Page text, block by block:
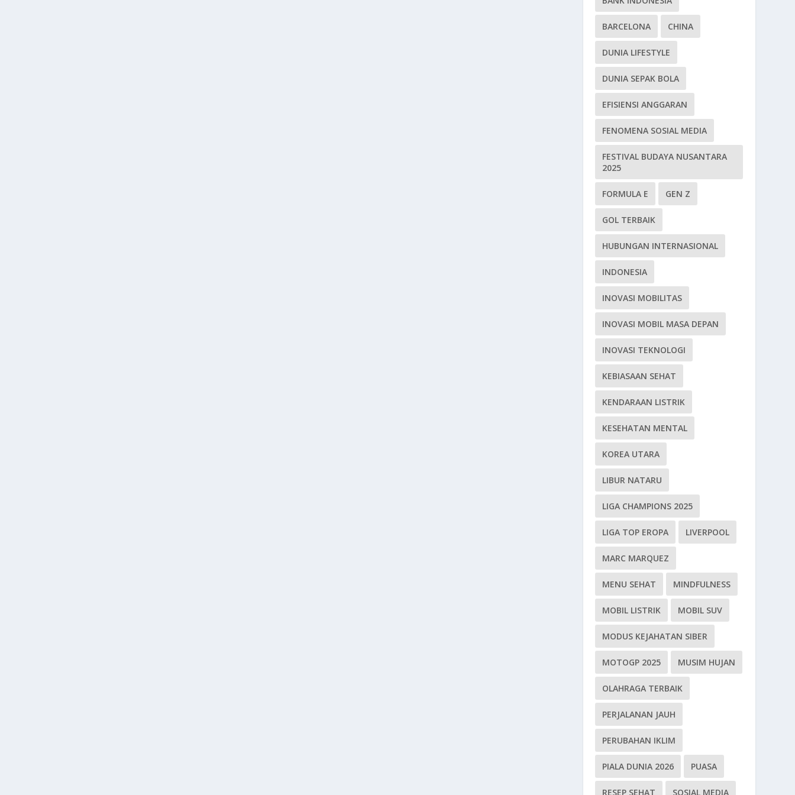
BARCELONA CHINA
DUNIA LIFESTYLE
DUNIA SEPAK BOLA
EFISIENSI ANGGARAN
FENOMENA SOSIAL MEDIA
FESTIVAL BUDAYA NUSANTARA
2025
FORMULA E GEN Z
GOL TERBAIK
HUBUNGAN INTERNASIONAL
INDONESIA
INOVASI MOBILITAS
INOVASI MOBIL MASA DEPAN
INOVASI TEKNOLOGI
KEBIASAAN SEHAT
KENDARAAN LISTRIK
KESEHATAN MENTAL
KOREA UTARA
LIBUR NATARU
LIGA CHAMPIONS 2025
LIGA TOP EROPA LIVERPOOL
MARC MARQUEZ
MENU SEHAT MINDFULNESS
MOBIL LISTRIK MOBIL SUV
MODUS KEJAHATAN SIBER
MOTOGP 2025 MUSIM HUJAN
OLAHRAGA TERBAIK
PERJALANAN JAUH
PERUBAHAN IKLIM
PIALA DUNIA 2026 PUASA
RESEP SEHAT SOSIAL MEDIA